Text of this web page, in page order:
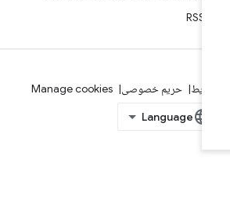
حریم خصوصی Manage cookies